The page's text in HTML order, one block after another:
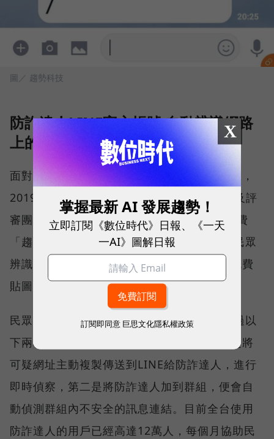
圖／ 趨勢科技
防詐達人LINE官方帳號 自動辨識網路
上的詐騙訊息
面對網路上這麼多難以辨識的假網址、假訊息，
2019年在數位時代未來商務獎獲得產品創新及評
審團金獎的趨勢科技在去(2018)年7月推出免費
「趨勢科技防詐達人」LINE官方帳號，協助民眾
辨識網路詐騙訊息，例如：一頁式詐騙、假免費
貼圖、假優惠、詐騙LINE ID。
民眾只要把防詐達人加入LINE好友，就可透過以
下兩種方式偵測出是否為不安全網站，第一是將
可疑網址主動複製傳送到LINE給防詐達人，進行
即時偵察，第二是將防詐達人加到群組，便會自
動偵測群組內不安全的訊息連結。目前全台使用
防詐達人的用戶已經高達12萬人，每個月協助民
X
掌握最新 AI 發展趨勢！
立即訂閱《數位時代》日報、《一天
一AI》圖解日報
訂閱即同意 巨思文化隱私權政策